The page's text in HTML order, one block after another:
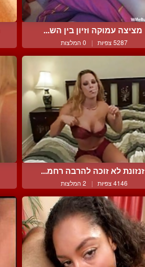
מציצה עמוקה וזיון בין הש...
5287 צפיות | 0 המלצות
זנזונת לא זוכה להרבה רחמ...
4146 צפיות | 2 המלצות